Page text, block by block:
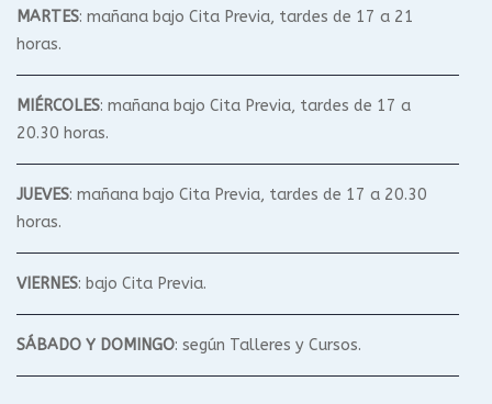
MARTES: mañana bajo Cita Previa, tardes de 17 a 21
horas.
MIÉRCOLES: mañana bajo Cita Previa, tardes de 17 a
20.30 horas.
JUEVES: mañana bajo Cita Previa, tardes de 17 a 20.30
horas.
VIERNES: bajo Cita Previa.
SÁBADO Y DOMINGO: según Talleres y Cursos.